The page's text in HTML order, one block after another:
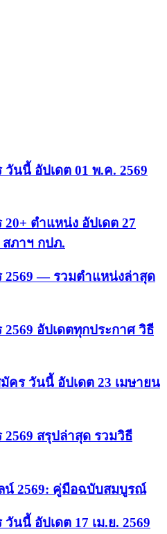
นนี้ อัปเดต 01 พ.ค. 2569
ตำแหน่ง อัปเดต 27
ภาฯ กปภ.
2569 — รวมตำแหน่งล่าสุด
อัปเดตทุกประกาศ วิธี
คร วันนี้ อัปเดต 23 เมษายน
สรุปล่าสุด รวมวิธี
น์ 2569: คู่มือฉบับสมบูรณ์
นนี้ อัปเดต 17 เม.ย. 2569